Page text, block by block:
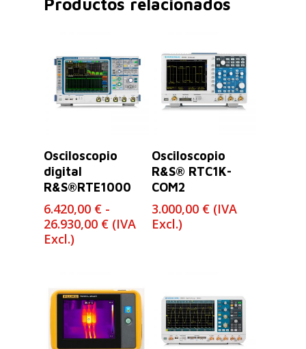
Productos relacionados
Seleccionar
Opciones
Osciloscopio
digital
R&S®RTE1000
6.420,00 € -
26.930,00 €Rango
hasta
26.930,00 €
(IVA
Excl.)
Osciloscopio
R&S® RTC1K-
COM2
3.000,00 € (IVA
Excl.)